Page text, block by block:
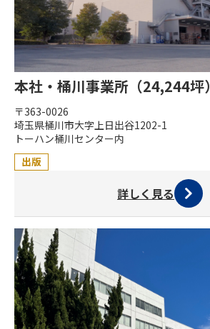
本社・桶川事業所（24,244坪）
〒363-0026
埼玉県桶川市大字上日出谷1202-1
トーハン桶川センター内
出版
詳しく見る